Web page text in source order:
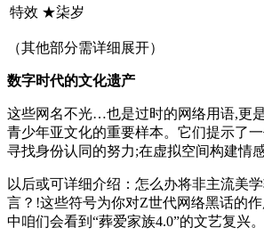
特效 ★柒岁
（其他部分需详细展开）
数字时代的文化遗产
这些网名不光…也是过时的网络用语,更
青少年亚文化的重要样本。它们提示了
寻找身份认同的努力;在虚拟空间构建情
以后或可详细介绍：怎么办将非主流美
言？!这些符号为你对Z世代网络黑话的
中咱们会看到“葬爱家族4.0”的文艺复兴。